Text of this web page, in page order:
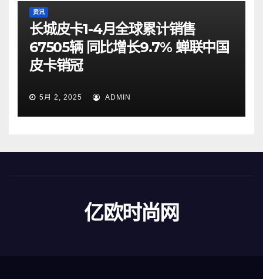
资讯
长城皮卡1-4月全球累计销售
67505辆 同比增长9.7% 蝉联中国
皮卡销冠
5月 2, 2025 ADMIN
亿欧时尚网